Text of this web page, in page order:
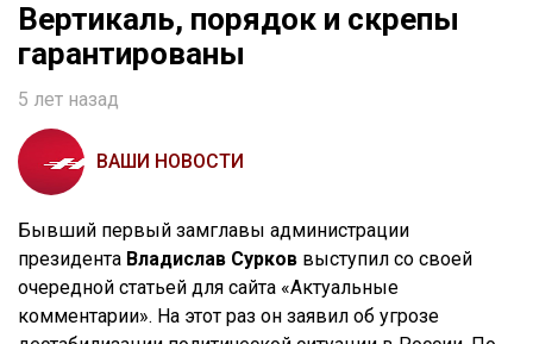
Вертикаль, порядок и скрепы
гарантированы
5 лет назад
ВАШИ НОВОСТИ
Бывший первый замглавы администрации
президента Владислав Сурков выступил со своей
очередной статьей для сайта «Актуальные
комментарии». На этот раз он заявил об угрозе